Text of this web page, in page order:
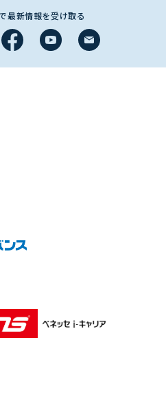
最新情報を受け取る